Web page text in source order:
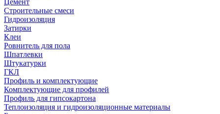
Цемент
Строительные смеси
Гидроизоляция
Затирки
Клеи
Ровнитель для пола
Шпатлевки
Штукатурки
ГКЛ
Профиль и комплектующие
Комплектующие для профилей
Профиль для гипсокартона
Теплоизоляция и гидроизоляционные материалы